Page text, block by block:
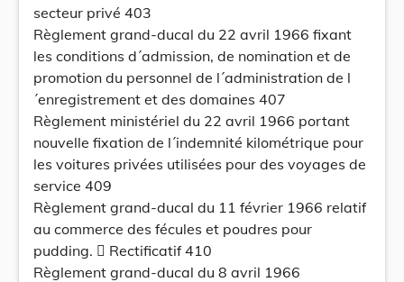
secteur privé 403
Règlement grand-ducal du 22 avril 1966 fixant
les conditions d´admission, de nomination et de
promotion du personnel de l´administration de l
´enregistrement et des domaines 407
Règlement ministériel du 22 avril 1966 portant
nouvelle fixation de l´indemnité kilométrique pour
les voitures privées utilisées pour des voyages de
service 409
Règlement grand-ducal du 11 février 1966 relatif
au commerce des fécules et poudres pour
pudding.  Rectificatif 410
Règlement grand-ducal du 8 avril 1966